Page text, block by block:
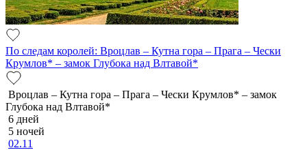
По следам королей: Вроцлав – Кутна гора – Прага – Чески
Крумлов* – замок Глубока над Влтавой*
Вроцлав – Кутна гора – Прага – Чески Крумлов* – замок
Глубока над Влтавой*
6 дней
5 ночей
02.11